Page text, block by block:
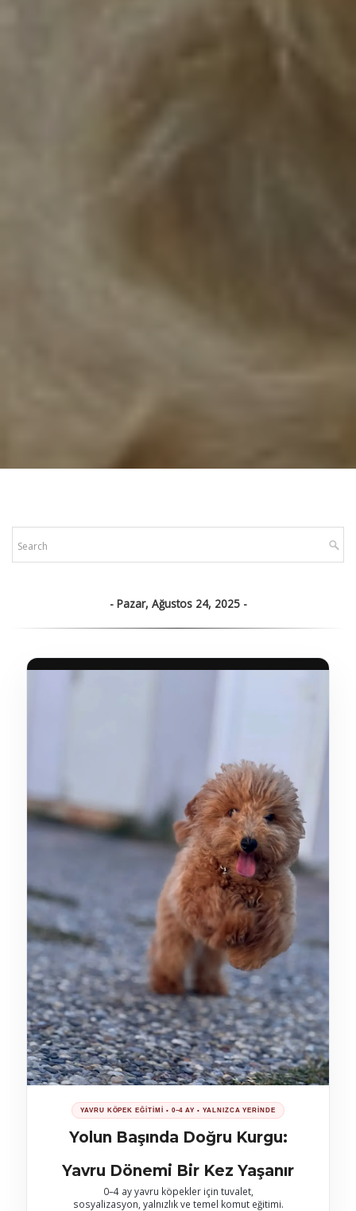
Pazar, Ağustos 24, 2025
YAVRU KÖPEK EĞİTİMİ • 0–4 AY • YALNIZCA YERİNDE
Yolun Başında Doğru Kurgu:
Yavru Dönemi Bir Kez Yaşanır
0–4 ay yavru köpekler için tuvalet,
sosyalizasyon, yalnızlık ve temel komut eğitimi.